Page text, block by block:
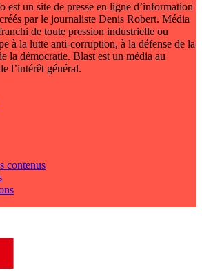
est un site de presse en ligne d’information
par le journaliste Denis Robert. Média
de toute pression industrielle ou
à la lutte anti-corruption, à la défense de la
la démocratie. Blast est un média au
l’intérêt général.
contenus